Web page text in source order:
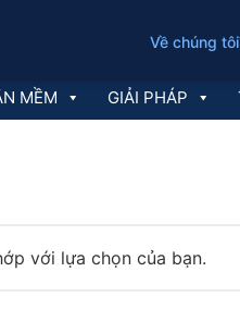
Về chúng tôi
MỀM GIẢI PHÁP
với lựa chọn của bạn.